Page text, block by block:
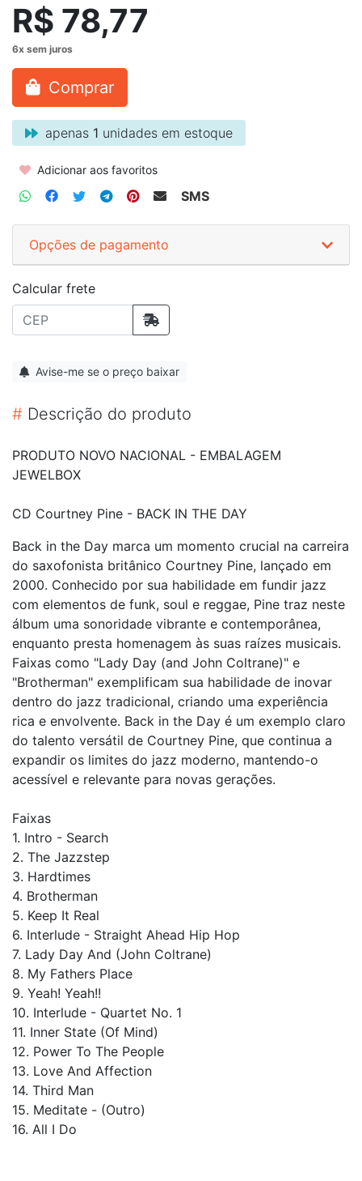
R$ 78,77
Comprar
apenas 1 unidades em estoque
Adicionar aos favoritos
SMS
Opções de pagamento
Calcular frete
Avise-me se o preço baixar
# Descrição do produto
PRODUTO NOVO NACIONAL - EMBALAGEM
JEWELBOX
CD Courtney Pine - BACK IN THE DAY
Back in the Day marca um momento crucial na carreira
do saxofonista britânico Courtney Pine, lançado em
2000. Conhecido por sua habilidade em fundir jazz
com elementos de funk, soul e reggae, Pine traz neste
álbum uma sonoridade vibrante e contemporânea,
enquanto presta homenagem às suas raízes musicais.
Faixas como "Lady Day (and John Coltrane)" e
"Brotherman" exemplificam sua habilidade de inovar
dentro do jazz tradicional, criando uma experiência
rica e envolvente. Back in the Day é um exemplo claro
do talento versátil de Courtney Pine, que continua a
expandir os limites do jazz moderno, mantendo-o
acessível e relevante para novas gerações.
Faixas
1. Intro - Search
2. The Jazzstep
3. Hardtimes
4. Brotherman
5. Keep It Real
6. Interlude - Straight Ahead Hip Hop
7. Lady Day And (John Coltrane)
8. My Fathers Place
9. Yeah! Yeah!!
10. Interlude - Quartet No. 1
11. Inner State (Of Mind)
12. Power To The People
13. Love And Affection
14. Third Man
15. Meditate - (Outro)
16. All I Do